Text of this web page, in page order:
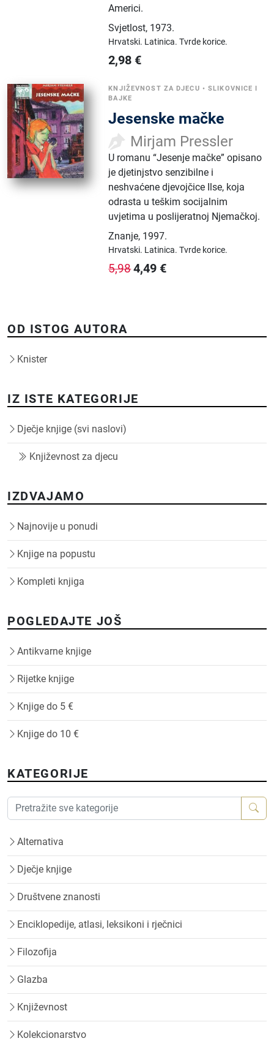
Americi.
Svjetlost, 1973.
Hrvatski. Latinica.Tvrde korice.
2,98 €
KNJIŽEVNOST ZA DJECU •SLIKOVNICE I
BAJKE
Jesenske mačke
Mirjam Pressler
U romanu “Jesenje mačke” opisano
je djetinjstvo senzibilne i
neshvaćene djevojčice Ilse, koja
odrasta u teškim socijalnim
uvjetima u poslijeratnoj Njemačkoj.
Znanje, 1997.
Hrvatski. Latinica.Tvrde korice.
5,984,49 €
OD ISTOG AUTORA
Knister
IZ ISTE KATEGORIJE
Dječje knjige (svi naslovi)
Književnost za djecu
IZDVAJAMO
Najnovije u ponudi
Knjige na popustu
Kompleti knjiga
POGLEDAJTE JOŠ
Antikvarne knjige
Rijetke knjige
Knjige do 5 €
Knjige do 10 €
KATEGORIJE
Alternativa
Dječje knjige
Društvene znanosti
Enciklopedije, atlasi, leksikoni i rječnici
Filozofija
Glazba
Književnost
Kolekcionarstvo